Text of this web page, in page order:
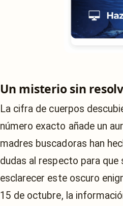
Un misterio sin
La cifra de cuerpos
número exacto añade un
madres buscadoras han
dudas al respecto para que
esclarecer este oscuro
15 de octubre, la